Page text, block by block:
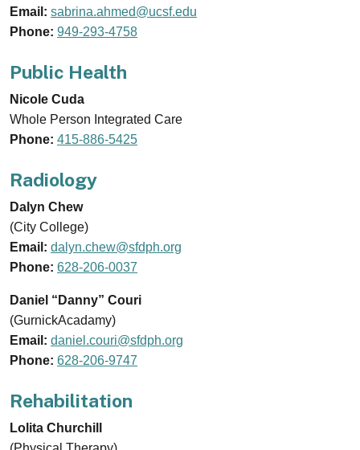
Email: sabrina.ahmed@ucsf.edu
Phone: 949-293-4758
Public Health
Nicole Cuda
Whole Person Integrated Care
Phone: 415-886-5425
Radiology
Dalyn Chew
(City College)
Email: dalyn.chew@sfdph.org
Phone: 628-206-0037
Daniel “Danny” Couri
(GurnickAcadamy)
Email: daniel.couri@sfdph.org
Phone: 628-206-9747
Rehabilitation
Lolita Churchill